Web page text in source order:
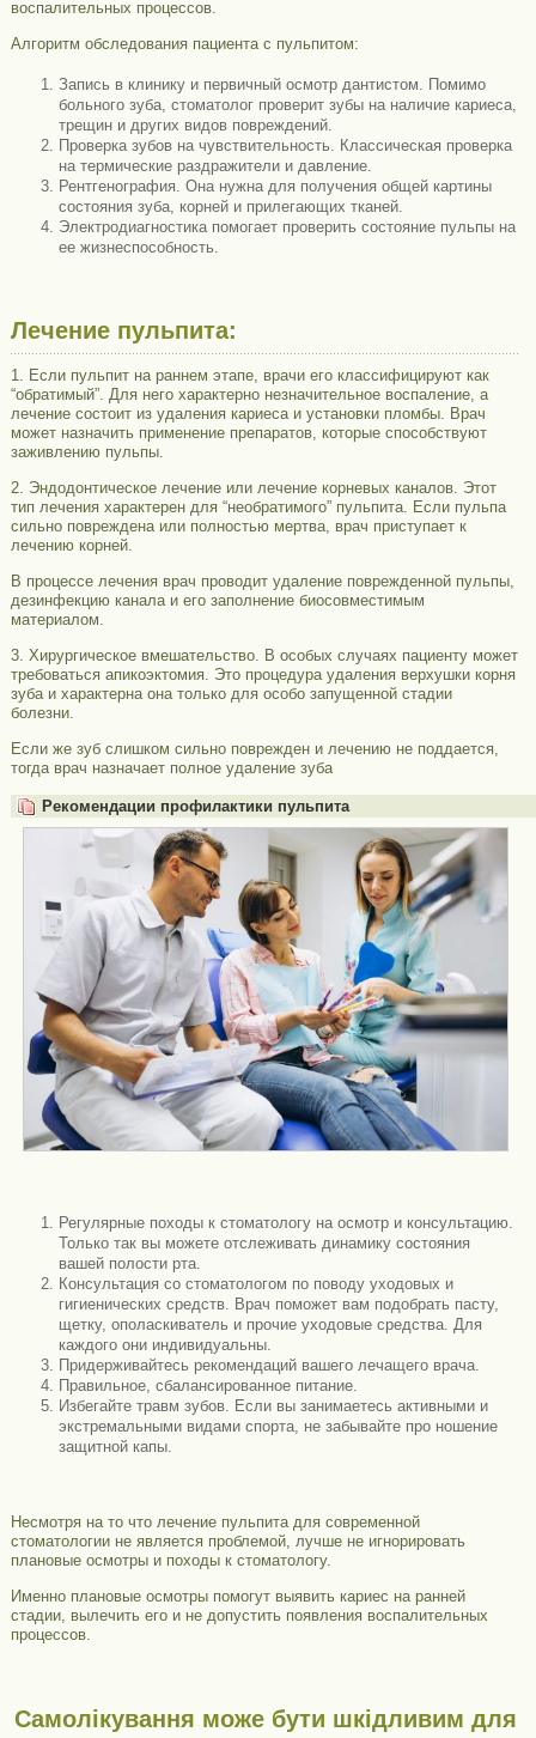
воспалительных процессов.
Алгоритм обследования пациента с пульпитом:
Запись в клинику и первичный осмотр дантистом. Помимо
больного зуба, стоматолог проверит зубы на наличие кариеса,
трещин и других видов повреждений.
Проверка зубов на чувствительность. Классическая проверка
на термические раздражители и давление.
Рентгенография. Она нужна для получения общей картины
состояния зуба, корней и прилегающих тканей.
Электродиагностика помогает проверить состояние пульпы на
ее жизнеспособность.
Лечение пульпита:
1. Если пульпит на раннем этапе, врачи его классифицируют как
“обратимый”. Для него характерно незначительное воспаление, а
лечение состоит из удаления кариеса и установки пломбы. Врач
может назначить применение препаратов, которые способствуют
заживлению пульпы.
2. Эндодонтическое лечение или лечение корневых каналов. Этот
тип лечения характерен для “необратимого” пульпита. Если пульпа
сильно повреждена или полностью мертва, врач приступает к
лечению корней.
В процессе лечения врач проводит удаление поврежденной пульпы,
дезинфекцию канала и его заполнение биосовместимым
материалом.
3. Хирургическое вмешательство. В особых случаях пациенту может
требоваться апикоэктомия. Это процедура удаления верхушки корня
зуба и характерна она только для особо запущенной стадии
болезни.
Если же зуб слишком сильно поврежден и лечению не поддается,
тогда врач назначает полное удаление зуба
Рекомендации профилактики пульпита
Регулярные походы к стоматологу на осмотр и консультацию.
Только так вы можете отслеживать динамику состояния
вашей полости рта.
Консультация со стоматологом по поводу уходовых и
гигиенических средств. Врач поможет вам подобрать пасту,
щетку, ополаскиватель и прочие уходовые средства. Для
каждого они индивидуальны.
Придерживайтесь рекомендаций вашего лечащего врача.
Правильное, сбалансированное питание.
Избегайте травм зубов. Если вы занимаетесь активными и
экстремальными видами спорта, не забывайте про ношение
защитной капы.
Несмотря на то что лечение пульпита для современной
стоматологии не является проблемой, лучше не игнорировать
плановые осмотры и походы к стоматологу.
Именно плановые осмотры помогут выявить кариес на ранней
стадии, вылечить его и не допустить появления воспалительных
процессов.
Самолікування може бути шкідливим для